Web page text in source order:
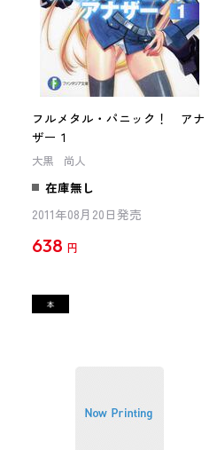
フルメタル・パニック！ アナ
ザー１
大黒 尚人
在庫無し
2011年08月20日発売
638 円